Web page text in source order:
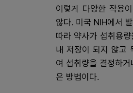
이렇게 다양한 작용
않다. 미국 NIH에서
따라 약사가 섭취용
내 저장이 되지 않고
여 섭취량을 결정하
은 방법이다.